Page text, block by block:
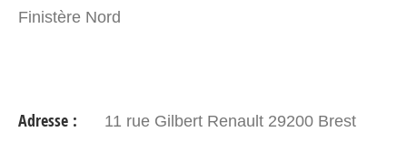
Finistère Nord
Adresse : 11 rue Gilbert Renault 29200 Brest